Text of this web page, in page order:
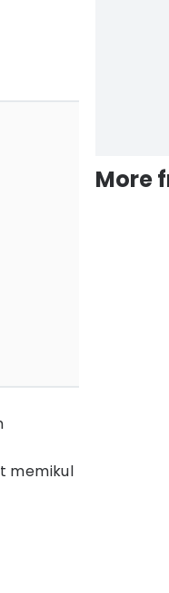
memikul
More